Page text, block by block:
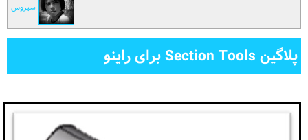
سیروس
پلاگین Section Tools برای راینو